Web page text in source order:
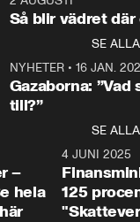
Aftonbladets
Rohwedder
Thand Ring
Så blir vädret där
SE ALLA
NYHETER• 16 JAN.
Gazaborna:
till?”
SE ALLA
4:29
–
hela
4 JUNI 2025
125